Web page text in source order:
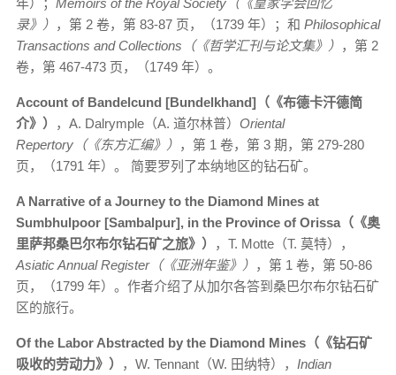
录》） ，第 2 卷，第 83-87 页，（1739 年）；和 Philosophical
Transactions and Collections（《哲学汇刊与论文集》） ，第 2
卷，第 467-473 页，（1749 年）。
Account of Bandelcund [Bundelkhand]（《布德卡汗德简
介》）
，A. Dalrymple（A. 道尔林普） Oriental
Repertory（《东方汇编》） ，第 1 卷，第 3 期，第 279-280
页，（1791 年）。 简要罗列了本纳地区的钻石矿。
A Narrative of a Journey to the Diamond Mines at
Sumbhulpoor [Sambalpur], in the Province of Orissa（《奥
里萨邦桑巴尔布尔钻石矿之旅》）
，T. Motte（T. 莫特），
Asiatic Annual Register（《亚洲年鉴》） ，第 1 卷，第 50-86
页，（1799 年）。作者介绍了从加尔各答到桑巴尔布尔钻石矿
区的旅行。
Of the Labor Abstracted by the Diamond Mines（《钻石矿
吸收的劳动力》）
，W. Tennant（W. 田纳特）， Indian